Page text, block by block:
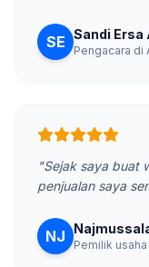
SE Sandi Ersa
Pengacara di
"Sejak saya buat
penjualan saya
NJ Pemilik